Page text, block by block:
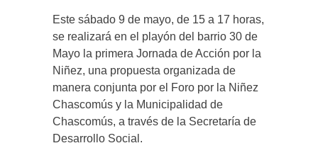
Este sábado 9 de mayo, de 15 a 17 horas,
se realizará en el playón del barrio 30 de
Mayo la primera Jornada de Acción por la
Niñez, una propuesta organizada de
manera conjunta por el Foro por la Niñez
Chascomús y la Municipalidad de
Chascomús, a través de la Secretaría de
Desarrollo Social.